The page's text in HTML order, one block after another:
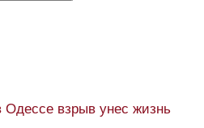
Одессе взрыв унес жизнь